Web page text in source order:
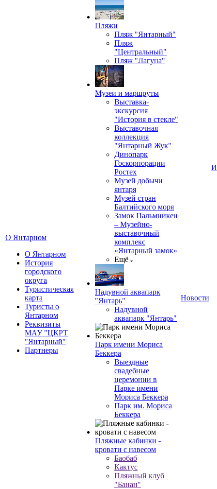
О Янтарном
О Янтарном
История
городского
округа
Туристическая
карта
Туристы о
Янтарном
Реквизиты
МАУ "ЦКРТ
"Янтарный"
Партнеры
Пляжи
Пляж "Янтарный"
Пляж
"Центральный"
Пляж "Лагуна"
Музеи и маршруты
Выставка-
экскурсия
"История в стекле"
Выставочная
коллекция
"Янтарный Жук"
Динопарк
Госкорпорации
Ростех
Музей добычи
янтаря
Музей стран
Балтийского моря
Замок Пальмникен
– Музейно-
выставочный
комплекс
«Янтарный замок»
Ещё
Надувной аквапарк
"Янтарь"
Надувной
аквапарк "Янтарь"
Парк имени Мориса
Беккера
Выездные
свадебные
церемонии в
Парке имени
Мориса Беккера
Парк им. Мориса
Беккера
Пляжные кабинки -
кровати с навесом
Баобаб
Кактус
Пляжный клуб
"Банан"
Новости